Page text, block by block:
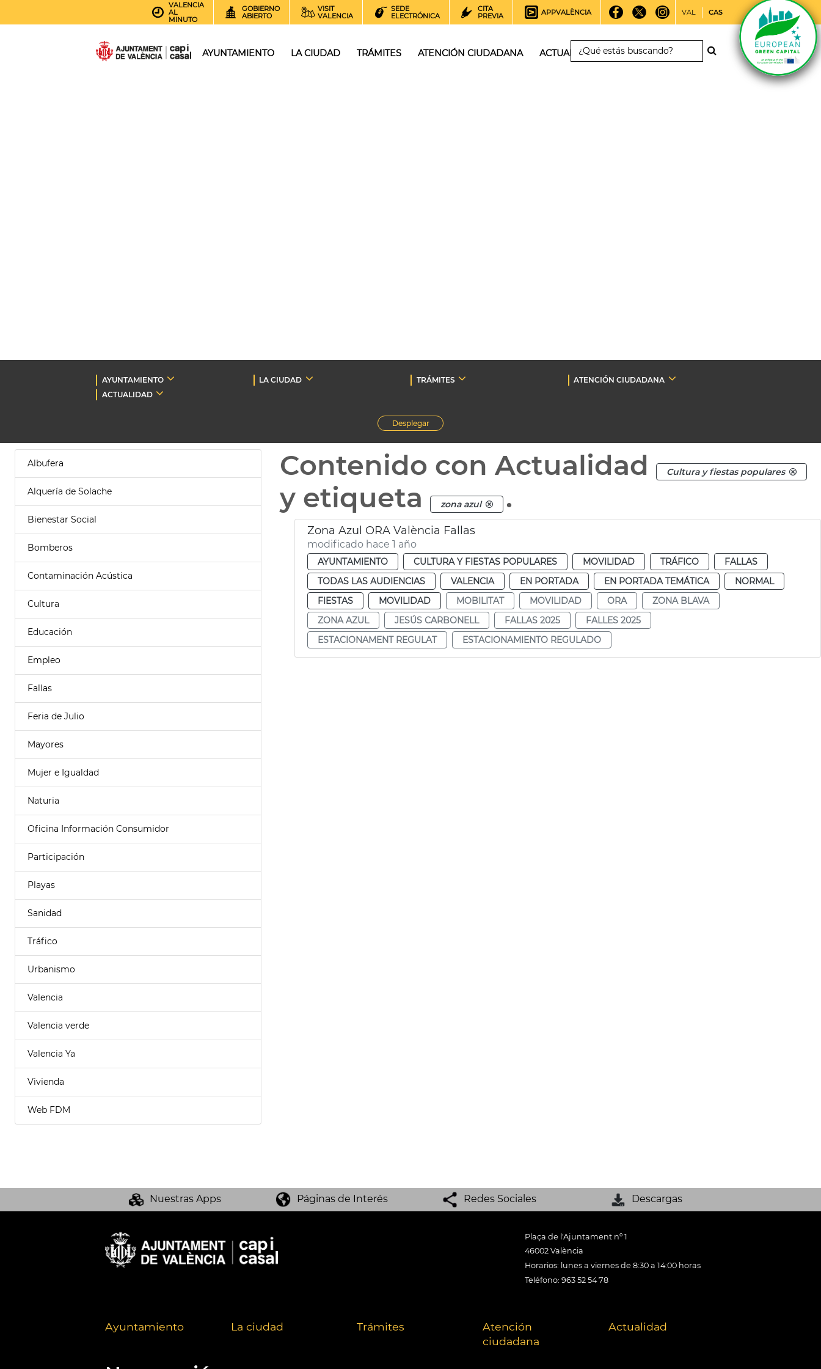
VALENCIA
AL
MINUTO
GOBIERNO
ABIERTO
VISIT
VALENCIA
SEDE
ELECTRÓNICA
CITA
PREVIA
APPVALÈNCIA VAL CAS
AYUNTAMIENTO LA CIUDAD TRÁMITES ATENCIÓN CIUDADANA ACTUALIDAD
AYUNTAMIENTO LA CIUDAD TRÁMITES
ATENCIÓN CIUDADANA
ACTUALIDAD
Desplegar
Albufera
Alquería de Solache
Bienestar Social
Bomberos
Contaminación Acústica
Cultura
Educación
Empleo
Fallas
Feria de Julio
Mayores
Mujer e Igualdad
Naturia
Oficina Información Consumidor
Participación
Playas
Sanidad
Tráfico
Urbanismo
Valencia
Valencia verde
Valencia Ya
Vivienda
Web FDM
Contenido con Actualidad Cultura y fiestas populares
y etiqueta zona azul .
Zona Azul ORA València Fallas
modificado hace 1 año
AYUNTAMIENTO CULTURA Y FIESTAS POPULARES MOVILIDAD TRÁFICO
FALLAS
TODAS LAS AUDIENCIAS
VALENCIA EN PORTADA EN PORTADA TEMÁTICA
NORMAL
FIESTAS
MOVILIDAD MOBILITAT MOVILIDAD ORA
ZONA BLAVA
ZONA AZUL
JESÚS CARBONELL FALLAS 2025
FALLES 2025
ESTACIONAMENT REGULAT
ESTACIONAMIENTO REGULADO
Nuestras Apps Páginas de Interés Redes Sociales Descargas
Plaça de l'Ajuntament nº 1
46002 València
Horarios: lunes a viernes de 8:30 a 14:00 horas
Teléfono: 963 52 54 78
Ayuntamiento La ciudad Trámites
Atención
ciudadana
Actualidad